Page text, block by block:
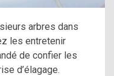
arbres dans
les entretenir
de confier les
d’élagage.